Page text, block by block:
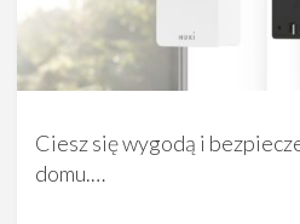
Ciesz się wygodą i
domu.…